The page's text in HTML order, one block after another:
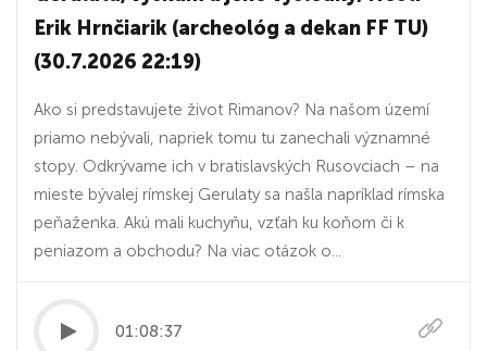
Erik Hrnčiarik (archeológ a dekan FF TU)
(30.7.2026 22:19)
Ako si predstavujete život Rimanov? Na našom území
priamo nebývali, napriek tomu tu zanechali významné
stopy. Odkrývame ich v bratislavských Rusovciach – na
mieste bývalej rímskej Gerulaty sa našla napríklad rímska
peňaženka. Akú mali kuchyňu, vzťah ku koňom či k
peniazom a obchodu? Na viac otázok o...
01:08:37